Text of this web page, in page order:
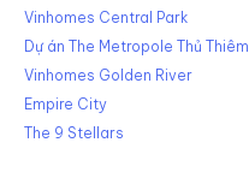
Vinhomes Central Park
Dự án The Metropole Thủ Thiêm
Vinhomes Golden River
Empire City
The 9 Stellars